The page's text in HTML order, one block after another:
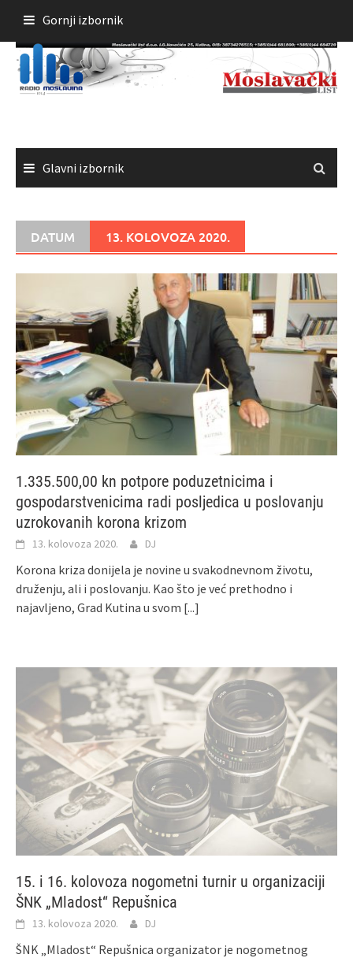
sadržaja
Gornji izbornik
Glavni izbornik
DATUM 13. KOLOVOZA 2020.
1.335.500,00 kn potpore poduzetnicima i
gospodarstvenicima radi posljedica u poslovanju
uzrokovanih korona krizom
13. kolovoza 2020. DJ
Korona kriza donijela je novine u svakodnevnom životu,
druženju, ali i poslovanju. Kao što je već prethodno i
najavljeno, Grad Kutina u svom [...]
15. i 16. kolovoza nogometni turnir u organizaciji
ŠNK „Mladost“ Repušnica
13. kolovoza 2020. DJ
ŠNK „Mladost“ Repušnica organizator je nogometnog